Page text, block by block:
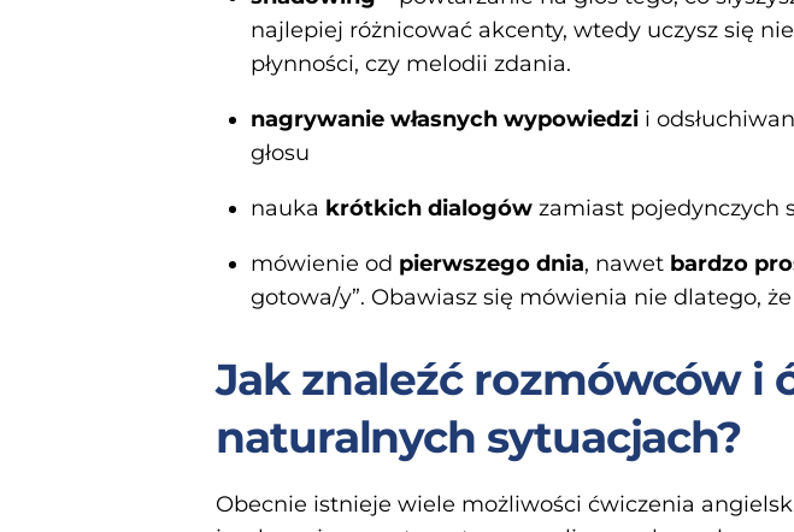
najlepiej różnicować akcenty, wtedy uczysz się
płynności, czy melodii zdania.
nagrywanie własnych wypowiedzii
głosu
nauka krótkich dialogówzamiast pojedynczych
mówienie od pierwszego dnia, nawet bardzo
gotowa/y”. Obawiasz się mówienia nie dlatego,
Jak znaleźć rozmówców i
naturalnych sytuacjach?
Obecnie istnieje wiele możliwości ćwiczenia